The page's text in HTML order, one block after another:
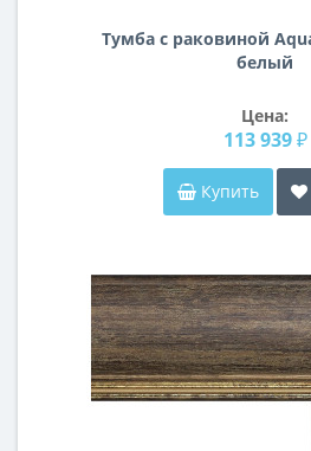
Тумба с раковиной
белый
Цена:
113 939 ₽
Купить